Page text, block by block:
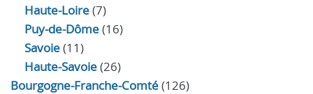
Haute-Loire(7)
Puy-de-Dôme(16)
Savoie(11)
Haute-Savoie(26)
Bourgogne-Franche-Comté(126)